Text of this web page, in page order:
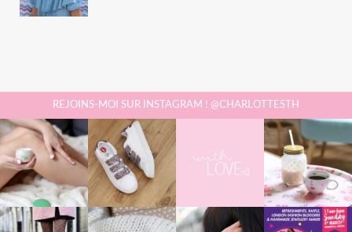
REJOINS-MOI SUR INSTAGRAM ! @CHARLOTTESTH